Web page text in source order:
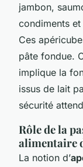
jambon,
condiments
Ces
pâte fondue.
implique la
issus de lait
sécurité
Rôle de la
alimentaire
La notion d’